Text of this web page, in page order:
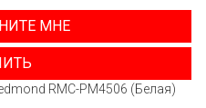
МНЕ
RMC-PM4506 (Белая)